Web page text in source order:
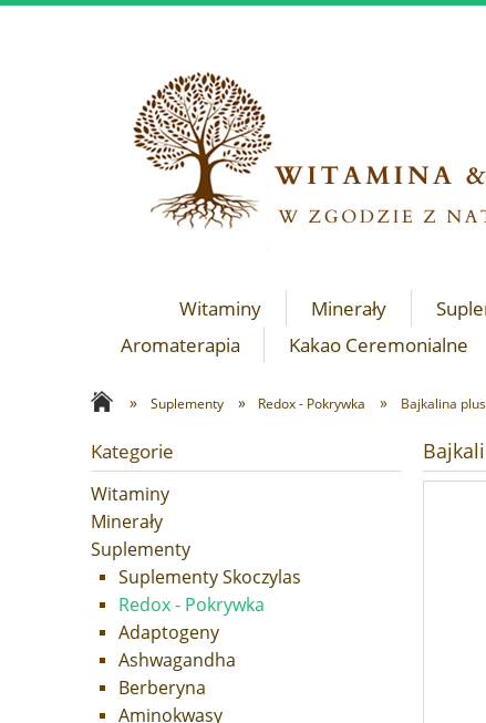
Witaminy Minerały
Aromaterapia
Kakao Ceremonialne
» Suplementy » Redox - Pokrywka » Bajkalina
Kategorie
Witaminy
Minerały
Suplementy
Suplementy Skoczylas
Redox - Pokrywka
Adaptogeny
Ashwagandha
Berberyna
Aminokwasy